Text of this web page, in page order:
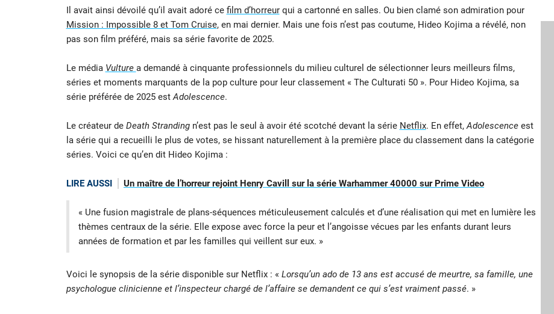
Il avait ainsi dévoilé qu’il avait adoré ce film d’horreurqui a cartonné en salles. Ou bien clamé son admiration pour
Mission : Impossible 8 et Tom Cruise, en mai dernier. Mais une fois n’est pas coutume, Hideo Kojima a révélé, non
pas son film préféré, mais sa série favorite de 2025.
Le média Vulture a demandé à cinquante professionnels du milieu culturel de sélectionner leurs meilleurs films,
séries et moments marquants de la pop culture pour leur classement « The Culturati 50 ». Pour Hideo Kojima, sa
série préférée de 2025 estAdolescence.
Le créateur de Death Strandingn’est pas le seul à avoir été scotché devant la série Netflix. En effet,Adolescence est
la série qui a recueilli le plus de votes, se hissant naturellement à la première place du classement dans la catégorie
séries. Voici ce qu’en dit Hideo Kojima :
LIRE AUSSI Un maître de l’horreur rejoint Henry Cavill sur la série Warhammer 40000 sur Prime Video
« Une fusion magistrale de plans-séquences méticuleusement calculés et d’une réalisation qui met en lumière les
thèmes centraux de la série. Elle expose avec force la peur et l’angoisse vécues par les enfants durant leurs
années de formation et par les familles qui veillent sur eux. »
Voici le synopsis de la série disponible sur Netflix : « Lorsqu’un ado de 13 ans est accusé de meurtre, sa famille, une
psychologue clinicienne et l’inspecteur chargé de l’affaire se demandent ce qui s’est vraiment passé. »